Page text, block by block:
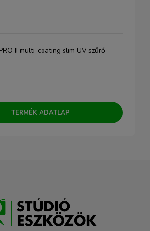
II multi-coating slim UV szűrő
TERMÉK ADATLAP